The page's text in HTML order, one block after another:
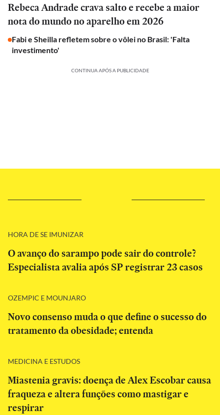
Rebeca Andrade crava salto e recebe a maior
nota do mundo no aparelho em 2026
Fabi e Sheilla refletem sobre o vôlei no Brasil: 'Falta
investimento'
CONTINUA APÓS A PUBLICIDADE
HORA DE SE IMUNIZAR
O avanço do sarampo pode sair do controle?
Especialista avalia após SP registrar 23 casos
OZEMPIC E MOUNJARO
Novo consenso muda o que define o sucesso do
tratamento da obesidade; entenda
MEDICINA E ESTUDOS
Miastenia gravis: doença de Alex Escobar causa
fraqueza e altera funções como mastigar e
respirar